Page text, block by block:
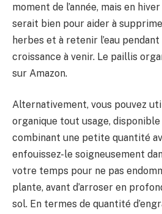
moment de l’année, mais en
serait bien pour aider à
herbes et à retenir l’eau pendant
croissance à venir. Le paillis
sur Amazon.
Alternativement, vous pouvez
organique tout usage, disponible
combinant une petite quantité
enfouissez-le soigneusement
votre temps pour ne pas
plante, avant d’arroser en
sol. En termes de quantité